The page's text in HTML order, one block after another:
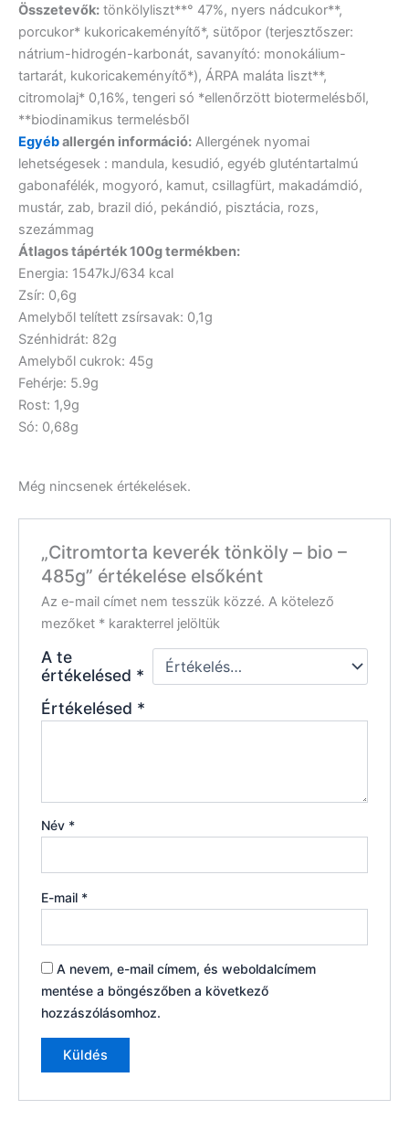
Összetevők: tönkölyliszt**° 47%, nyers nádcukor**,
porcukor* kukoricakeményítő*, sütőpor (terjesztőszer:
nátrium-hidrogén-karbonát, savanyító: monokálium-
tartarát, kukoricakeményítő*), ÁRPA maláta liszt**,
citromolaj* 0,16%, tengeri só *ellenőrzött biotermelésből,
**biodinamikus termelésből
Egyéballergén információ: Allergének nyomai
lehetségesek : mandula, kesudió, egyéb gluténtartalmú
gabonafélék, mogyoró, kamut, csillagfürt, makadámdió,
mustár, zab, brazil dió, pekándió, pisztácia, rozs,
szezámmag
Átlagos tápérték 100g termékben:
Energia: 1547kJ/634 kcal
Zsír: 0,6g
Amelyből telített zsírsavak: 0,1g
Szénhidrát: 82g
Amelyből cukrok: 45g
Fehérje: 5.9g
Rost: 1,9g
Só: 0,68g
Még nincsenek értékelések.
„Citromtorta keverék tönköly – bio –
485g” értékelése elsőként
Az e-mail címet nem tesszük közzé. A kötelező
mezőket * karakterrel jelöltük
A te
értékelésed *
Értékelésed *
Név *
E-mail *
A nevem, e-mail címem, és weboldalcímem
mentése a böngészőben a következő
hozzászólásomhoz.